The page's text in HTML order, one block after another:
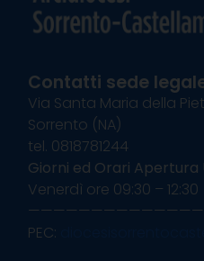
Contatti sede
Via Santa Maria della
Sorrento (NA)
tel. 0818781244
Giorni ed Orari Apertura
Venerdì ore 09:30 – 12:30
PEC: